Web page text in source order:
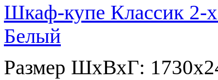
Шкаф-купе Классик 2-
Белый
Размер ШхВхГ: